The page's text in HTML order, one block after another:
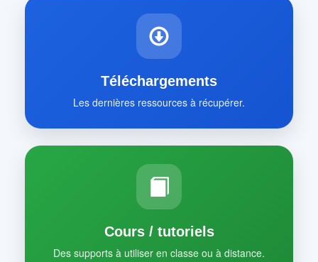
Téléchargements
Les dernières ressources à récupérer.
Cours / tutoriels
Des supports à utiliser en classe ou à distance.